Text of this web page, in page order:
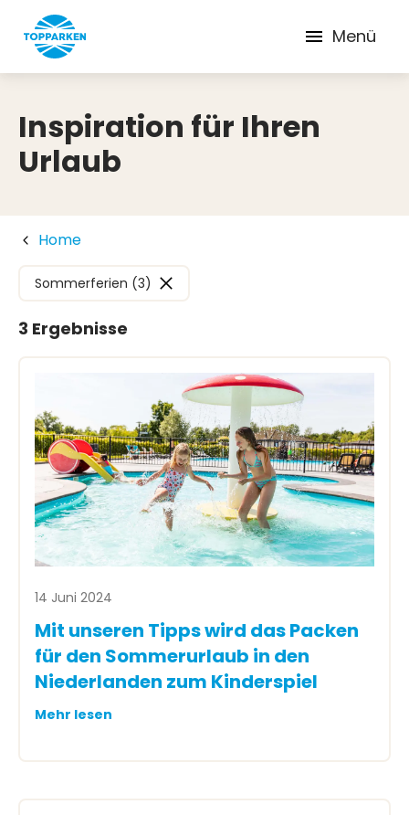
Menü
Inspiration für Ihren
Urlaub
Home
Sommerferien (3)
3 Ergebnisse
14 Juni 2024
Mit unseren Tipps wird das Packen
für den Sommerurlaub in den
Niederlanden zum Kinderspiel
Mehr lesen